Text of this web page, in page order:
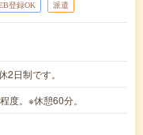
登録OK 派遣
日制です。
。※休憩60分。